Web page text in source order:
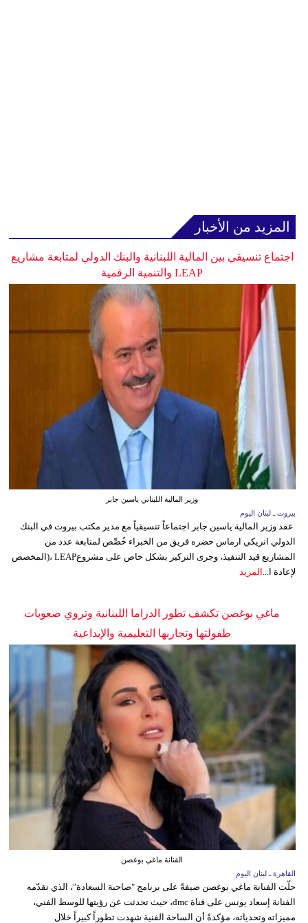
المزيد من الأخبار
اجتماع تنسيقي بين المالية اللبنانية والبنك الدولي لمتابعة مشاريع
LEAP والتنمية الرقمية
وزير المالية اللبناني ياسين جابر
بيروت ـ لبنان اليوم
عقد وزير المالية ياسين جابر اجتماعاً تنسيقياً مع مدير مكتب بيروت في البنك
الدولي انريكي ارماس حضره فريق من الخبراء خُصِّص لمتابعة عدد من
المشاريع قيد التنفيذ، وجرى التركيز بشكل خاص على مشروعLEAP ،(المخصص
لإعادة ا...
المزيد
ماغي بوغصن تكشف تطور الدراما اللبنانية وتروي صعوبات
طفولتها وتجاربها التعليمية والإبداعية
الفنانة ماغي بوغصن
القاهرة ـ لبنان اليوم
حلّت الفنانة ماغي بوغصن ضيفةً على برنامج "صاحبة السعادة"، الذي تقدّمه
الفنانة إسعاد يونس على قناة dmc، حيث تحدثت عن رؤيتها للوسط الفني،
مميزاته وتحدياته، مؤكدةً أن الساحة الفنية شهدت تطوراً كبيراً خلال